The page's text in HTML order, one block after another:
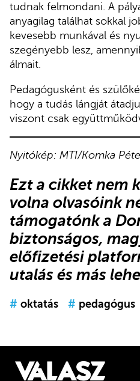
tudnak felmondani. A
anyagilag találhat sokkal
kevesebb munkával és
szegényebb lesz,
álmait.
Pedagógusként és
hogy a tudás lángját
viszont csak
Nyitókép: MTI/Komka
Ezt a cikket nem
volna olvasóink
támogatónka
biztonságos,
előfizetési
utalás és más
# oktatás # pedagógus